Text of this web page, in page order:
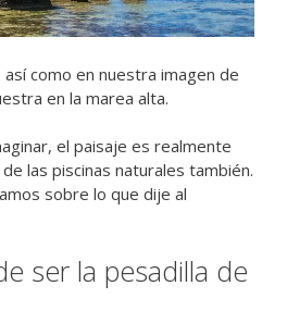
como en nuestra imagen de
en la marea alta.
el paisaje es realmente
las piscinas naturales también.
sobre lo que dije al
ser la pesadilla de